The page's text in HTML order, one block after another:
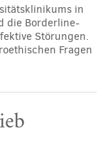
in
die Borderline-
Störungen.
Fragen